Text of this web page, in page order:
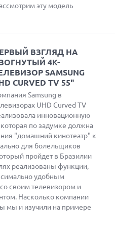
эту модель
ВЗГЛЯД НА
4K-
SAMSUNG
CURVED TV 55"
Samsung в
UHD Curved TV
инновационную
по задумке должна
"домашний кинотеатр" к
для болельщиков
пройдет в Бразилии
реализованы функции,
удобным
своим телевизором и
Насколько компании
мы и изучили на примере